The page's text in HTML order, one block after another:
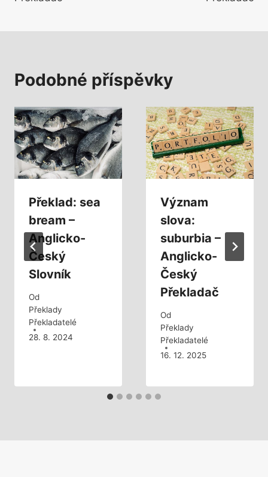
Podobné příspěvky
Překlad: sea
bream –
Anglicko-
Český
Slovník
Od
Překlady
Překladatelé
28. 8. 2024
Význam
slova:
suburbia –
Anglicko-
Český
Překladač
Od
Překlady
Překladatelé
16. 12. 2025